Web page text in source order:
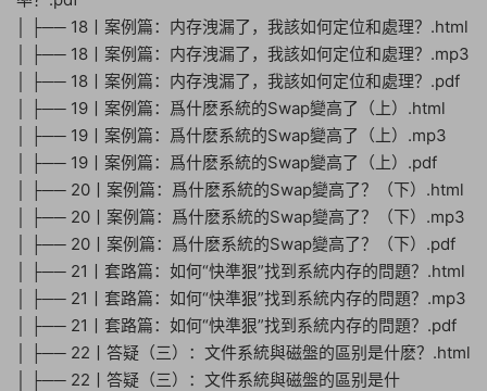
│ ├── 18丨案例篇：内存洩漏了，我該如何定位和處理？.html
│ ├── 18丨案例篇：内存洩漏了，我該如何定位和處理？.mp3
│ ├── 18丨案例篇：内存洩漏了，我該如何定位和處理？.pdf
│ ├── 19丨案例篇：爲什麽系統的Swap變高了（上）.html
│ ├── 19丨案例篇：爲什麽系統的Swap變高了（上）.mp3
│ ├── 19丨案例篇：爲什麽系統的Swap變高了（上）.pdf
│ ├── 20丨案例篇：爲什麽系統的Swap變高了？（下）.html
│ ├── 20丨案例篇：爲什麽系統的Swap變高了？（下）.mp3
│ ├── 20丨案例篇：爲什麽系統的Swap變高了？（下）.pdf
│ ├── 21丨套路篇：如何“快準狠”找到系統内存的問題？.html
│ ├── 21丨套路篇：如何“快準狠”找到系統内存的問題？.mp3
│ ├── 21丨套路篇：如何“快準狠”找到系統内存的問題？.pdf
│ ├── 22丨答疑（三）：文件系統與磁盤的區别是什麽？.html
│ ├── 22丨答疑（三）：文件系統與磁盤的區别是什